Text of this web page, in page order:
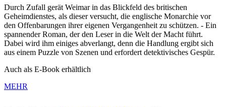
Durch Zufall gerät Weimar in das Blickfeld des britischen
Geheimdienstes, als dieser versucht, die englische Monarchie vor
den Offenbarungen ihrer eigenen Vergangenheit zu schützen. - Ein
spannender Roman, der den Leser in die Welt der Macht führt.
Dabei wird ihm einiges abverlangt, denn die Handlung ergibt sich
aus einem Puzzle von Szenen und erfordert detektivisches Gespür.
Auch als E-Book erhältlich
MEHR